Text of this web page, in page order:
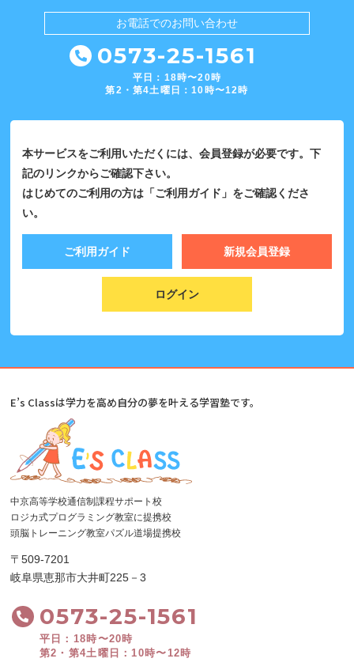
お電話でのお問い合わせ
0573-25-1561
平日：18時〜20時
第2・第4土曜日：10時〜12時
本サービスをご利用いただくには、会員登録が必要です。下
記のリンクからご確認下さい。
はじめてのご利用の方は「ご利用ガイド」をご確認くださ
い。
ご利用ガイド 新規会員登録
ログイン
E’s Classは学力を高め自分の夢を叶える学習塾です。
中京高等学校通信制課程サポート校
ロジカ式プログラミング教室に提携校
頭脳トレーニング教室パズル道場提携校
〒509-7201
岐阜県恵那市大井町225－3
0573-25-1561
平日：18時〜20時
第2・第4土曜日：10時〜12時